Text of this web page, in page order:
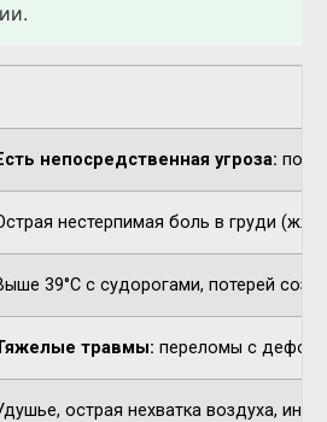
непосредственная угроза:
нестерпимая боль в груди
39°C с судорогами, потерей
травмы: переломы с
острая нехватка воздуха,